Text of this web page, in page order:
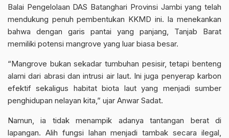
Balai Pengelolaan DAS Batanghari Provinsi Jambi yang telah
mendukung penuh pembentukan KKMD ini. Ia menekankan
bahwa dengan garis pantai yang panjang, Tanjab Barat
memiliki potensi mangrove yang luar biasa besar.
“Mangrove bukan sekadar tumbuhan pesisir, tetapi benteng
alami dari abrasi dan intrusi air laut. Ini juga penyerap karbon
efektif sekaligus habitat biota laut yang menjadi sumber
penghidupan nelayan kita,” ujar Anwar Sadat.
Namun, ia tidak menampik adanya tantangan berat di
lapangan. Alih fungsi lahan menjadi tambak secara ilegal,